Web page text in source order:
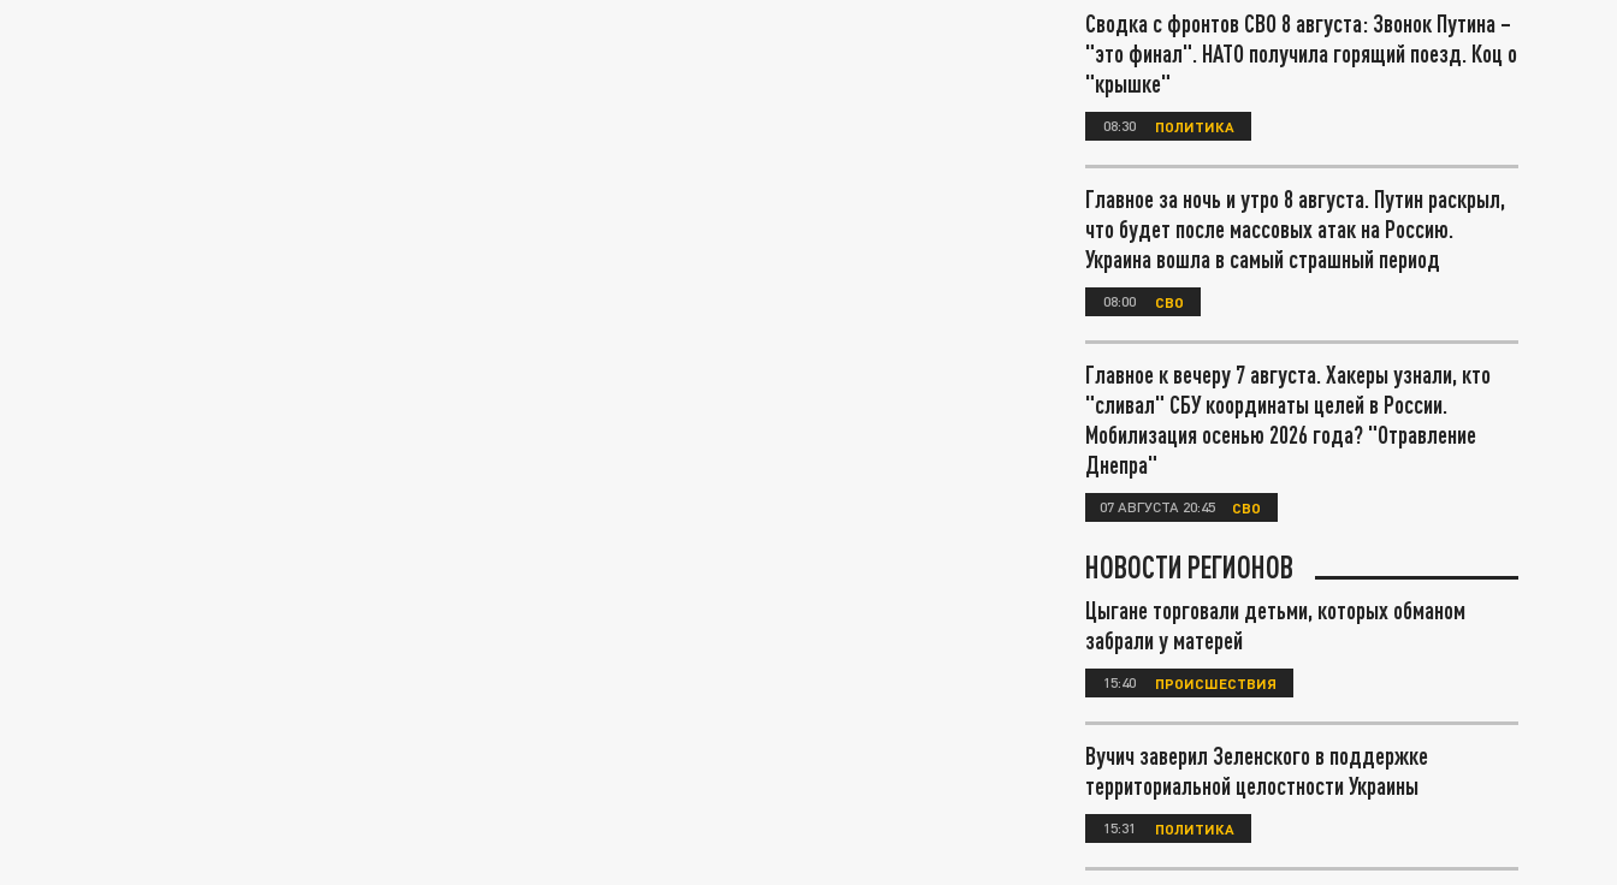
Сводка с фронтов СВО 8 августа: Звонок Путина –
"это финал". НАТО получила горящий поезд. Коц о
"крышке"
08:30 ПОЛИТИКА
Главное за ночь и утро 8 августа. Путин раскрыл,
что будет после массовых атак на Россию.
Украина вошла в самый страшный период
08:00 СВО
Главное к вечеру 7 августа. Хакеры узнали, кто
"сливал" СБУ координаты целей в России.
Мобилизация осенью 2026 года? "Отравление
Днепра"
07 АВГУСТА 20:45 СВО
НОВОСТИ РЕГИОНОВ
Цыгане торговали детьми, которых обманом
забрали у матерей
15:40 ПРОИСШЕСТВИЯ
Вучич заверил Зеленского в поддержке
территориальной целостности Украины
15:31 ПОЛИТИКА